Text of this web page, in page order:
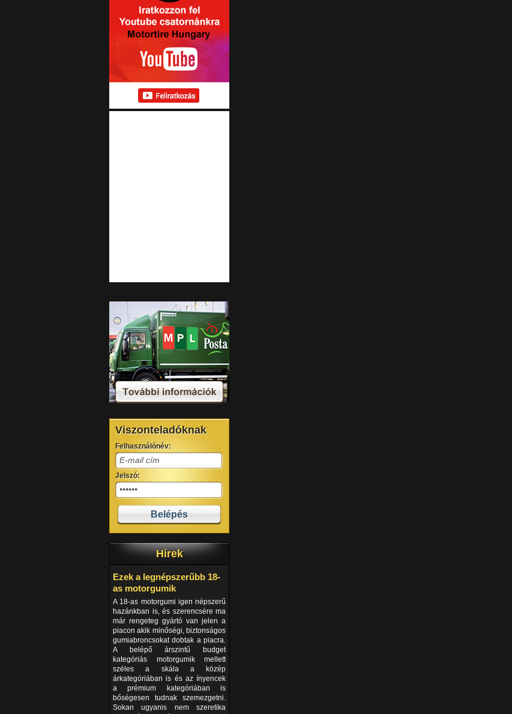
Viszonteladóknak
Felhasználónév:
Jelszó:
Hírek
Ezek a legnépszerűbb 18-
as motorgumik
A 18-as motorgumi igen népszerű
hazánkban is, és szerencsére ma
már rengeteg gyártó van jelen a
piacon akik minőségi, biztonságos
gumiabroncsokat dobtak a piacra.
A belépő árszintű budget
kategóriás motorgumik mellett
széles a skála a közép
árkategóriában is és az ínyencek
a prémium kategóriában is
bőségesen tudnak szemezgetni.
Sokan ugyanis nem szeretika